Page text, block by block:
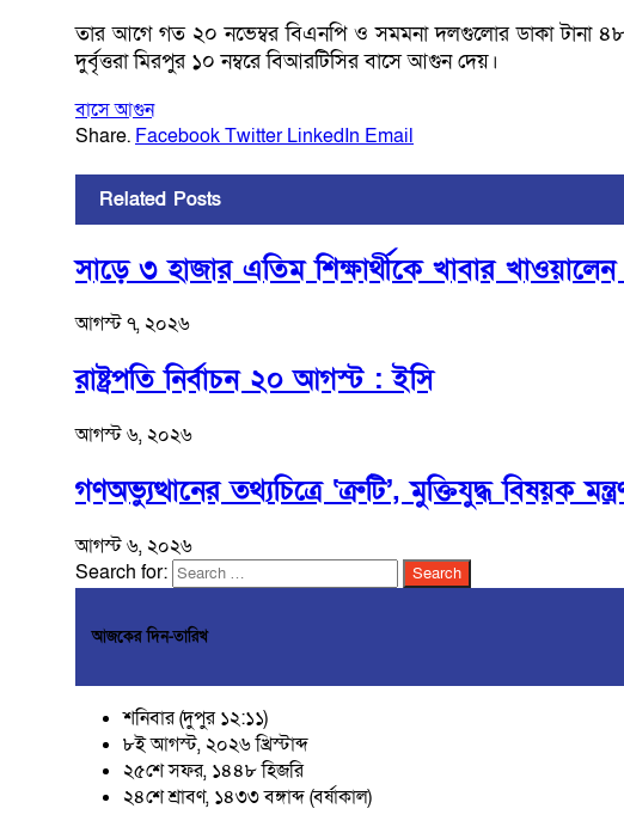
তার আগে গত ২০ নভেম্বর বিএনপি ও সমমনা দলগুলোর ডাকা টানা ৪৮
দুর্বৃত্তরা মিরপুর ১০ নম্বরে বিআরটিসির বাসে আগুন দেয়।
বাসে আগুন
Share. FacebookTwitter LinkedIn Email
Related Posts
সাড়ে ৩ হাজার এতিম শিক্ষার্থীকে খাবার খাওয়ালেন
আগস্ট ৭, ২০২৬
রাষ্ট্রপতি নির্বাচন ২০ আগস্ট : ইসি
আগস্ট ৬, ২০২৬
গণঅভ্যুত্থানের তথ্যচিত্রে ‘ত্রুটি’, মুক্তিযুদ্ধ বিষয়ক
আগস্ট ৬, ২০২৬
Search for:
আজকের দিন-তারিখ
শনিবার (দুপুর ১২:১১)
৮ই আগস্ট, ২০২৬ খ্রিস্টাব্দ
২৫শে সফর, ১৪৪৮ হিজরি
২৪শে শ্রাবণ, ১৪৩৩ বঙ্গাব্দ (বর্ষাকাল)